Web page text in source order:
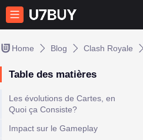
Home Blog Clash Royale
Table des matières
Les évolutions de Cartes, en
Quoi ça Consiste?
Impact sur le Gameplay